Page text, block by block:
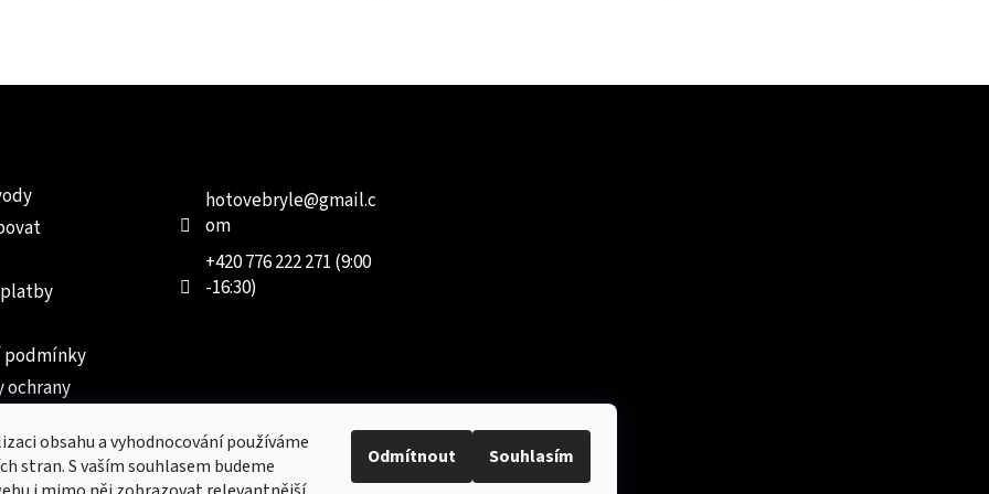
obsahu a vyhodnocování používáme
stran. S vaším souhlasem budeme
Odmítnout Souhlasím
podmínky
ochrany
hotovebryle@gmail.c
om
+420 776 222 271 (9:00
-16:30)